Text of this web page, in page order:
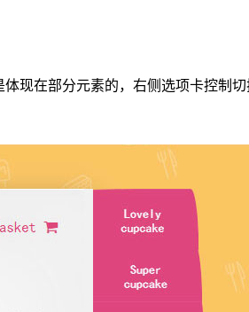
现在部分元素的，右侧选项卡控制